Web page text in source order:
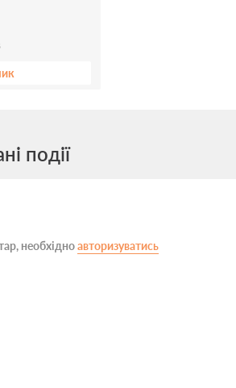
події
необхідноавторизуватись